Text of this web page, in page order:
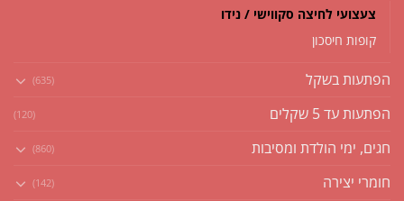
צעצועי לחיצה סקווישי / נידו
קופות חיסכון
הפתעות בשקל (635)
הפתעות עד 5 שקלים (120)
חגים, ימי הולדת ומסיבות (860)
חומרי יצירה (142)